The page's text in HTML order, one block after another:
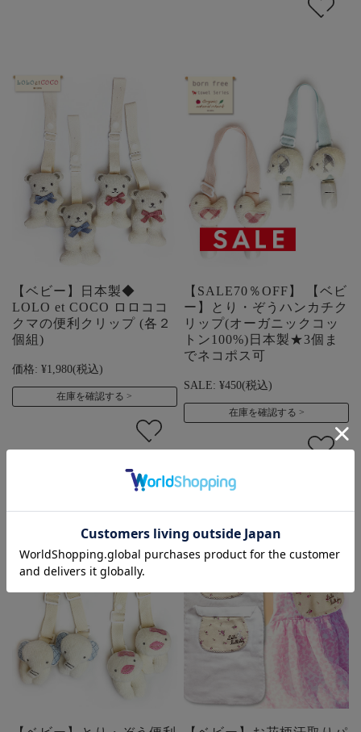
【ベビー】日本製◆
LOLO et COCO ロロココ
クマの便利クリップ (各２
個組)
価格: ¥1,980(税込)
在庫を確認する
【SALE70％OFF】 【ベビ
ー】とり・ぞうハンカチク
リップ(オーガニックコッ
トン100%)日本製★3個ま
でネコポス可
SALE: ¥450(税込)
在庫を確認する